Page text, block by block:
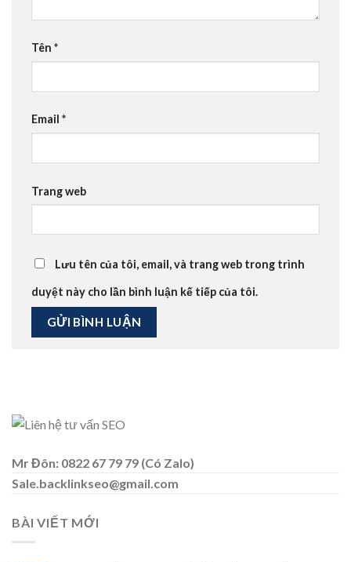
Tên *
Email *
Trang web
Lưu tên của tôi, email, và trang web trong trình
duyệt này cho lần bình luận kế tiếp của tôi.
Mr Đôn: 0822 67 79 79 (Có Zalo)
Sale.backlinkseo@gmail.com
BÀI VIẾT MỚI